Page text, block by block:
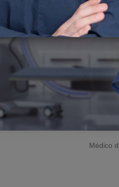
Médico